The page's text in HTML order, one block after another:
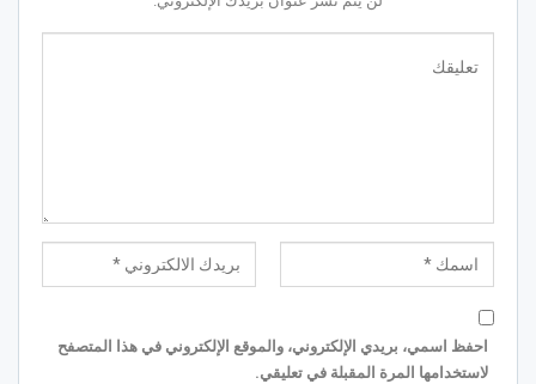
احفظ اسمي، بريدي الإلكتروني، والموقع الإلكتروني في هذا المتصفح
لاستخدامها المرة المقبلة في تعليقي.